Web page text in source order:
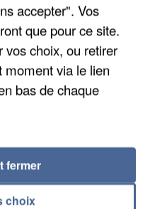
GLUCKSMANN
accepter". Vos
que pour ce site.
vos choix, ou retirer
moment via le lien
bas de chaque
choix
fermer